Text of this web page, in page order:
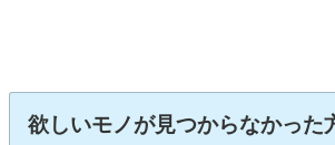
欲しいモノが見つからなかった